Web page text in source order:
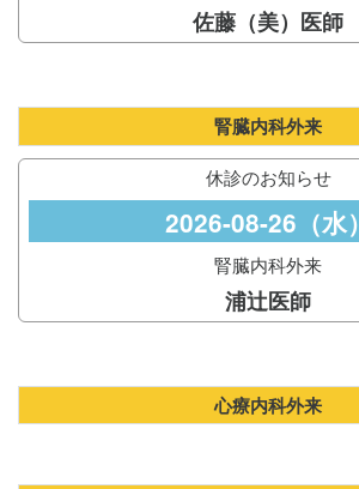
佐藤（美）医師
腎臓内科外来
休診のお知らせ
2026-08-26（水）
腎臓内科外来
浦辻医師
心療内科外来